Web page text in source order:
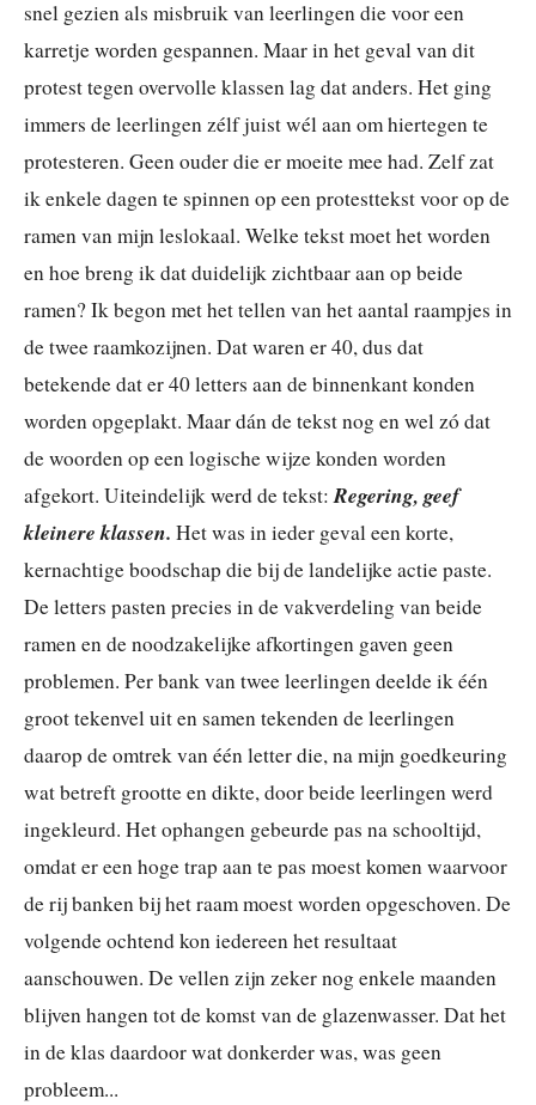
snel gezien als misbruik van leerlingen die voor een
karretje worden gespannen. Maar in het geval van dit
protest tegen overvolle klassen lag dat anders. Het ging
immers de leerlingen zélf juist wél aan om hiertegen te
protesteren. Geen ouder die er moeite mee had. Zelf zat
ik enkele dagen te spinnen op een protesttekst voor op de
ramen van mijn leslokaal. Welke tekst moet het worden
en hoe breng ik dat duidelijk zichtbaar aan op beide
ramen? Ik begon met het tellen van het aantal raampjes in
de twee raamkozijnen. Dat waren er 40, dus dat
betekende dat er 40 letters aan de binnenkant konden
worden opgeplakt. Maar dán de tekst nog en wel zó dat
de woorden op een logische wijze konden worden
afgekort. Uiteindelijk werd de tekst:Regering, geef
kleinere klassen. Het was in ieder geval een korte,
kernachtige boodschap die bij de landelijke actie paste.
De letters pasten precies in de vakverdeling van beide
ramen en de noodzakelijke afkortingen gaven geen
problemen. Per bank van twee leerlingen deelde ik één
groot tekenvel uit en samen tekenden de leerlingen
daarop de omtrek van één letter die, na mijn goedkeuring
wat betreft grootte en dikte, door beide leerlingen werd
ingekleurd. Het ophangen gebeurde pas na schooltijd,
omdat er een hoge trap aan te pas moest komen waarvoor
de rij banken bij het raam moest worden opgeschoven. De
volgende ochtend kon iedereen het resultaat
aanschouwen. De vellen zijn zeker nog enkele maanden
blijven hangen tot de komst van de glazenwasser. Dat het
in de klas daardoor wat donkerder was, was geen
probleem...